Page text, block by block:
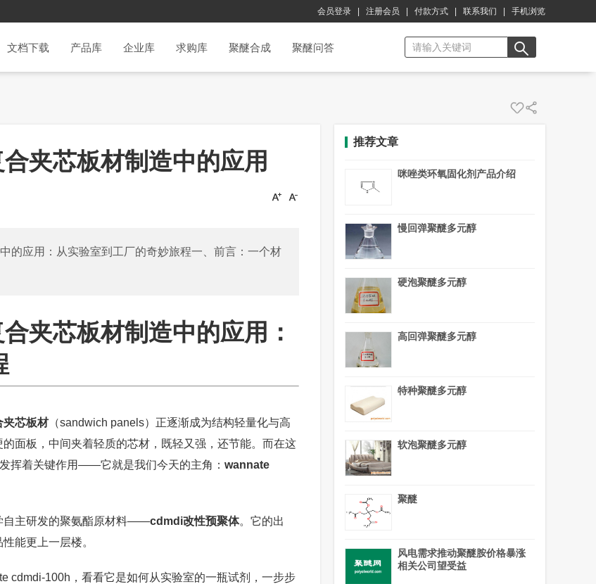
会员登录 注册会员 付款方式 联系我们 手机浏览
文档下载 产品库 企业库 求购库 聚醚合成 聚醚问答
夹芯板材制造中的应用
的应用：从实验室到工厂的奇妙旅程一、前言：一个材
夹芯板材制造中的应用：
夹芯板材（sandwich panels）正逐渐成为结构轻量化与高
面板，中间夹着轻质的芯材，既轻又强，还节能。而在这
挥着关键作用——它就是我们今天的主角： wannate
自主研发的聚氨酯原材料——cdmdi改性预聚体。它的出
能更上一层楼。
cdmdi-100h，看看它是如何从实验室的一瓶试剂，一步步
推荐文章
咪唑类环氧固化剂产品介绍
慢回弹聚醚多元醇
硬泡聚醚多元醇
高回弹聚醚多元醇
特种聚醚多元醇
软泡聚醚多元醇
聚醚
风电需求推动聚醚胺价格暴涨
相关公司望受益